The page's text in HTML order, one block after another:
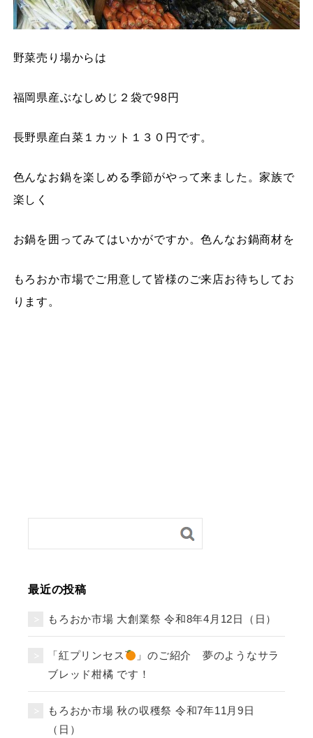
野菜売り場からは
福岡県産ぶなしめじ２袋で98円
長野県産白菜１カット１３０円です。
色んなお鍋を楽しめる季節がやって来ました。家族で
楽しく
お鍋を囲ってみてはいかがですか。色んなお鍋商材を
もろおか市場でご用意して皆様のご来店お待ちしてお
ります。
最近の投稿
もろおか市場 大創業祭 令和8年4月12日（日）
「紅プリンセス
」のご紹介 夢のようなサラ
ブレッド柑橘 です！
もろおか市場 秋の収穫祭 令和7年11月9日
（日）